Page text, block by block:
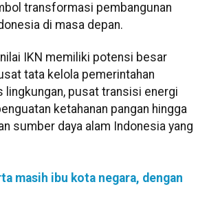
transformasi pembangunan
di masa depan.
IKN memiliki potensi besar
tata kelola pemerintahan
lingkungan, pusat transisi energi
ketahanan pangan hingga
sumber daya alam Indonesia yang
masih ibu kota negara, dengan